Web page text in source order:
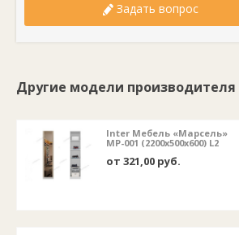
Задать вопрос
Другие модели производителя
Inter Мебель «Марсель»
МР-001 (2200x500x600) L2
от 321,00 руб.